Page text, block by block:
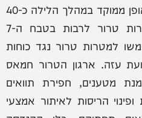
צה״ל בשיתוף שב״כ תקף באופן ממוקד במהלך הלילה כ-40
כלי הנדסה ששימשו למטרות טרור לרבות בטבח ה-7
למטרות טרור נגד כוחות
עזה. ארגון הטרור חמאס
מטענים, חפירת תוואים
הריסות לאיתור אמצעי